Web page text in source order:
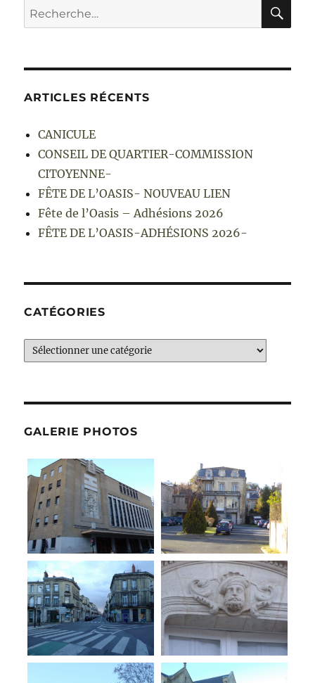
Recherche
pour :
ARTICLES RÉCENTS
CANICULE
CONSEIL DE QUARTIER-COMMISSION
CITOYENNE-
FÊTE DE L’OASIS- NOUVEAU LIEN
Fête de l’Oasis – Adhésions 2026
FÊTE DE L’OASIS-ADHÉSIONS 2026-
CATÉGORIES
Catégories
GALERIE PHOTOS